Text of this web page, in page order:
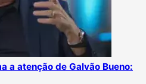
a atenção de Galvão Bueno: